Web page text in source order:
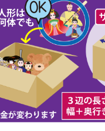
養祭令和5年6月21日(
養祭 令和5年5月19日(
養祭令和5年3月28日(
養祭 令和5年2月10日
養祭令和5年12月21